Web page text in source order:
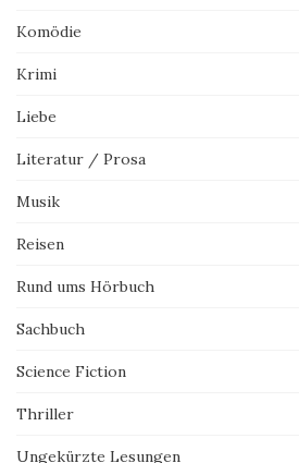
Komödie
Krimi
Liebe
Literatur / Prosa
Musik
Reisen
Rund ums Hörbuch
Sachbuch
Science Fiction
Thriller
Ungekürzte Lesungen